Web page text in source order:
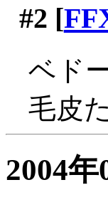
#2 [
ベド
毛皮
2004